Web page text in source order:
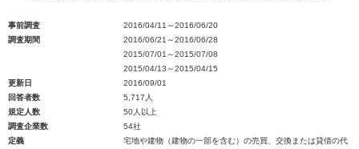
事前調査
2016/04/11～2016/06/20
調査期間
2016/06/21～2016/06/28
2015/07/01～2015/07/08
2015/04/13～2015/04/15
更新日
2016/09/01
回答者数
5,717人
規定人数
50人以上
調査企業数
54社
定義
宅地や建物（建物の一部を含む）の売買、交換または貸借の代